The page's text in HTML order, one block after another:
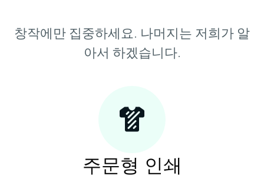
창작에만 집중하세요. 나머지는 저희가 알
아서 하겠습니다.
주문형 인쇄